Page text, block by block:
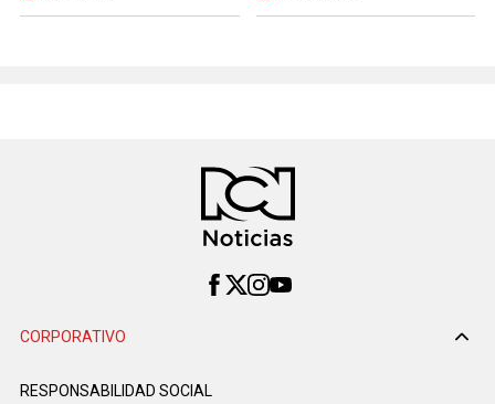
CORPORATIVO
RESPONSABILIDAD SOCIAL